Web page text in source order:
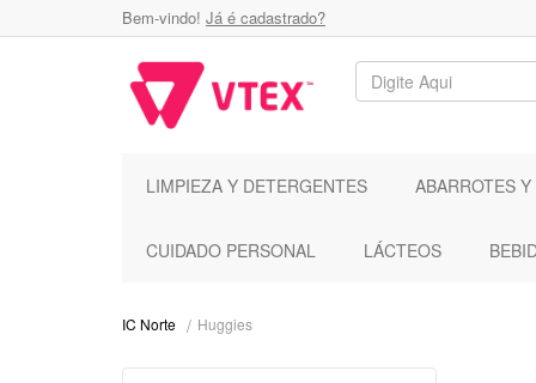
Bem-vindo! Já é cadastrado?
LIMPIEZA Y DETERGENTES ABARROTES
CUIDADO PERSONAL LÁCTEOS
IC Norte Huggies